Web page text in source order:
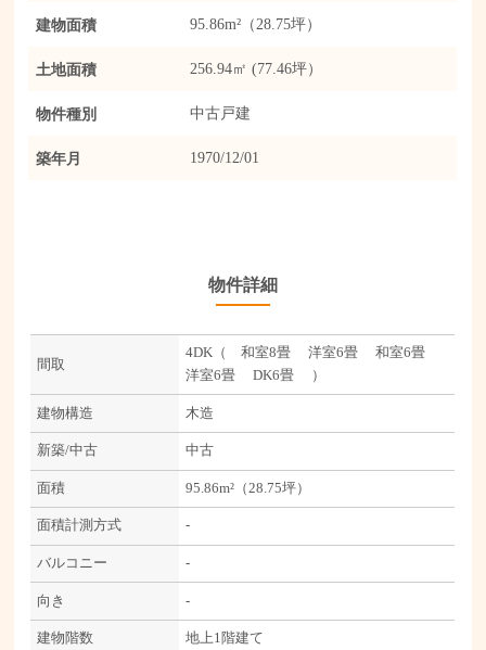
建物面積 95.86m²（28.75坪）
土地面積 256.94㎡ (77.46坪）
物件種別 中古戸建
築年月 1970/12/01
物件詳細
間取
4DK（ 和室8畳 洋室6畳 和室6畳
洋室6畳 DK6畳 ）
建物構造 木造
新築/中古 中古
面積 95.86m²（28.75坪）
面積計測方式 -
バルコニー -
向き -
建物階数 地上1階建て